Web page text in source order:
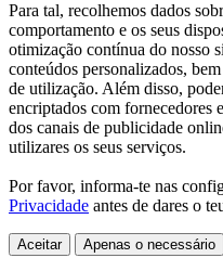
Para tal, recolhemos dados
comportamento e os seus
otimização contínua do nosso
conteúdos personalizados,
de utilização. Além disso,
encriptados com fornecedores
dos canais de publicidade
utilizares os seus serviços.
Por favor, informa-te nas
Privacidade antes de dares o
Aceitar Apenas o necessário